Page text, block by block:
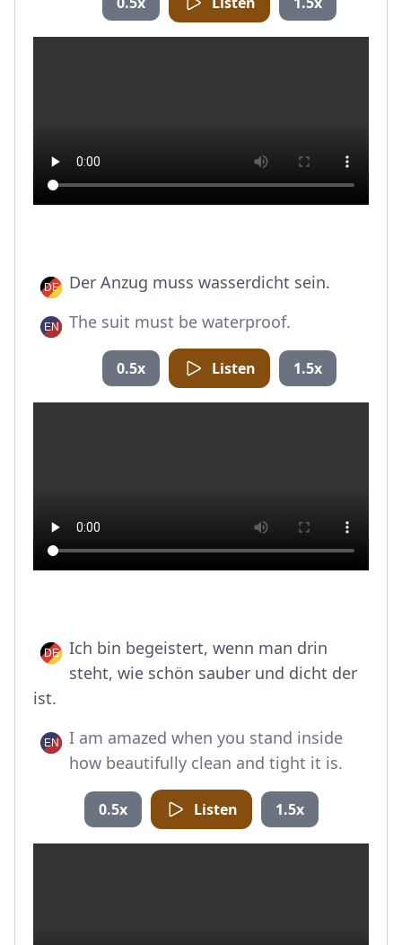
Der Anzug muss wasserdicht sein.
The suit must be waterproof.
0.5x Listen 1.5x
Ich bin begeistert, wenn man drin
steht, wie schön sauber und dicht der
ist.
I am amazed when you stand inside
how beautifully clean and tight it is.
0.5x Listen 1.5x